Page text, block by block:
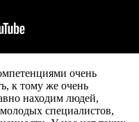
очень
к тому же очень
находим людей,
специалистов,